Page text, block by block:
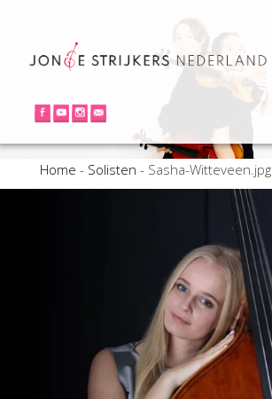
Home - Solisten - Sasha-Witteveen.jpg